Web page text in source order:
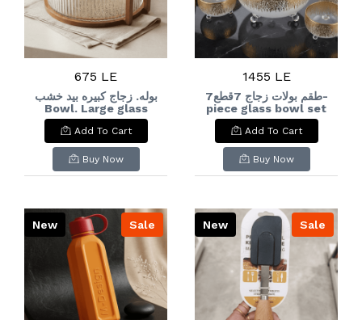
675 LE
بوله. زجاج كبيره بيد خشب
Bowl. Large glass
with a wooden
handle.
Add To Cart
Buy Now
1455 LE
طقم بولات زجاج 7قطع7-
piece glass bowl set
Add To Cart
Buy Now
Sale
New Sale
New